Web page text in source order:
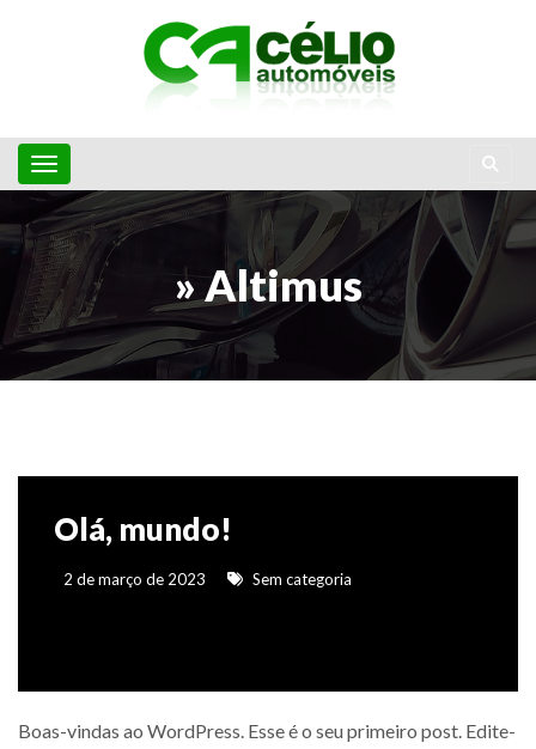
Toggle navigation
» Altimus
Olá, mundo!
2 de março de 2023 Sem categoria
Boas-vindas ao WordPress. Esse é o seu primeiro post. Edite-